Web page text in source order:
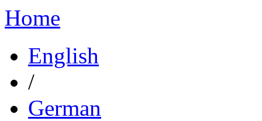
Home
English
/
German